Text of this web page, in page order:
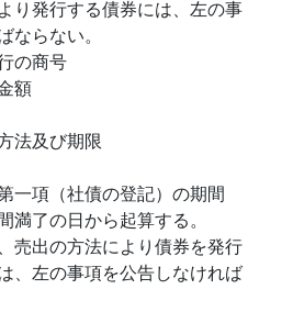
り発行する債券には、左の事
ならない。
の商号
額
法及び期限
一項（社債の登記）の期間
満了の日から起算する。
売出の方法により債券を発行
、左の事項を公告しなければ